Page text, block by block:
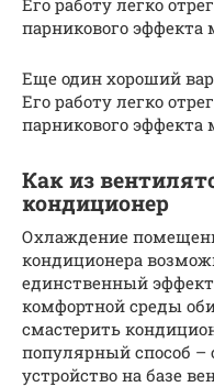
парникового эффекта
Еще один хороший
Его работу легко
парникового эффекта
Как из
кондиционер
Охлаждение
кондиционера
единственный
комфортной среды
смастерить
популярный способ –
устройство на базе